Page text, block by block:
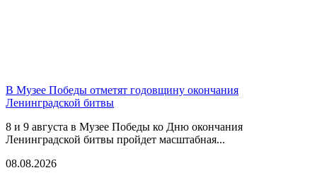
В Музее Победы отметят годовщину окончания
Ленинградской битвы
8 и 9 августа в Музее Победы ко Дню окончания
Ленинградской битвы пройдет масштабная...
08.08.2026